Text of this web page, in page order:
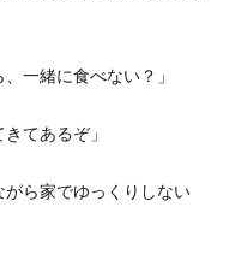
一緒に食べない？」
てあるぞ」
ら家でゆっくりしない